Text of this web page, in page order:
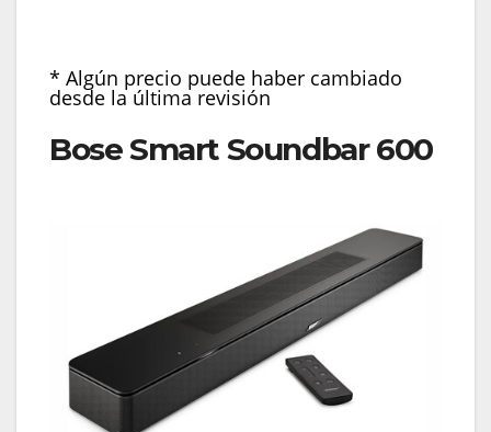
* Algún precio puede haber cambiado
desde la última revisión
Bose Smart Soundbar 600